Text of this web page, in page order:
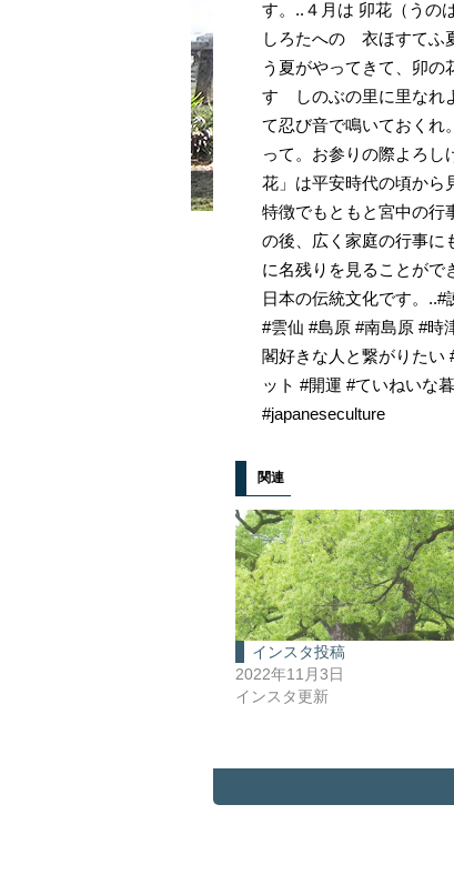
す。..４月は 卯花（うの
しろたへの 衣ほすてふ
う夏がやってきて、卯の
す しのぶの里に里なれ
て忍び音で鳴いておくれ
って。お参りの際よろし
花」は平安時代の頃から
特徴でもともと宮中の行
の後、広く家庭の行事に
に名残りを見ることがで
日本の伝統文化です。
#雲仙 #島原 #南島原 #時
閣好きな人と繋がりたい
ット #開運 #ていねいな
#japaneseculture
関連
インスタ投稿
2022年11月3日
インスタ更新